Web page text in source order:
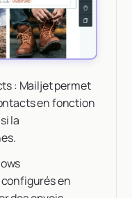
: Mailjet permet
en fonction
la
en